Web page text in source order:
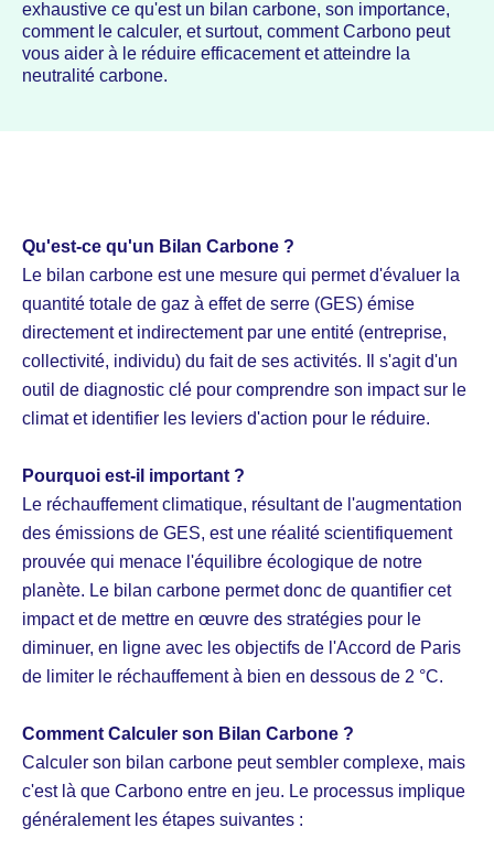
exhaustive ce qu'est un bilan carbone, son importance,
comment le calculer, et surtout, comment Carbono peut
vous aider à le réduire efficacement et atteindre la
neutralité carbone.
Qu'est-ce qu'un Bilan Carbone ?
Le bilan carbone est une mesure qui permet d'évaluer la
quantité totale de gaz à effet de serre (GES) émise
directement et indirectement par une entité (entreprise,
collectivité, individu) du fait de ses activités. Il s'agit d'un
outil de diagnostic clé pour comprendre son impact sur le
climat et identifier les leviers d'action pour le réduire.
Pourquoi est-il important ?
Le réchauffement climatique, résultant de l'augmentation
des émissions de GES, est une réalité scientifiquement
prouvée qui menace l'équilibre écologique de notre
planète. Le bilan carbone permet donc de quantifier cet
impact et de mettre en œuvre des stratégies pour le
diminuer, en ligne avec les objectifs de l'Accord de Paris
de limiter le réchauffement à bien en dessous de 2 °C.
Comment Calculer son Bilan Carbone ?
Calculer son bilan carbone peut sembler complexe, mais
c'est là que Carbono entre en jeu. Le processus implique
généralement les étapes suivantes :